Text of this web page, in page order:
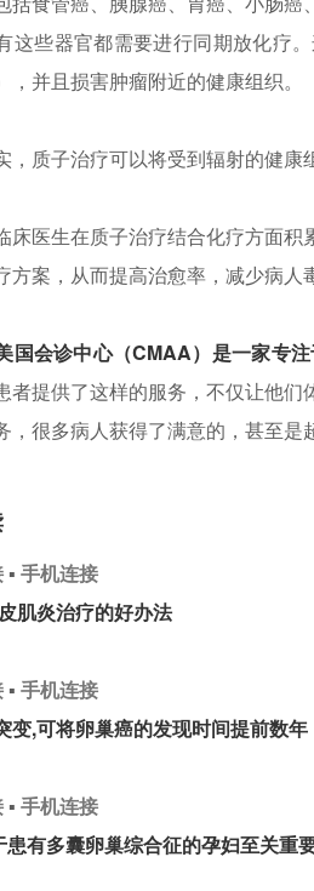
些器官都需要进行同期放化疗
，并且损害肿瘤附近的健康组织。
，质子治疗可以将受到辐射的健康
床医生在质子治疗结合化疗方面
方案，从而提高治愈率，减少病人
国会诊中心（CMAA）是一家专
者提供了这样的服务，不仅让他
，很多病人获得了满意的，甚至是
▪ 手机连接
肌炎治疗的好办法
▪ 手机连接
变,可将卵巢癌的发现时间提前数年
▪ 手机连接
有多囊卵巢综合征的孕妇至关重